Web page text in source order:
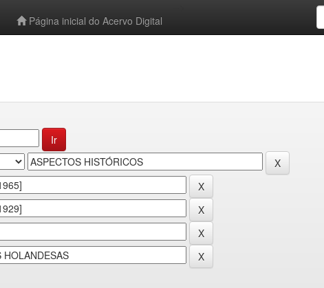
Página inicial do Acervo Digital